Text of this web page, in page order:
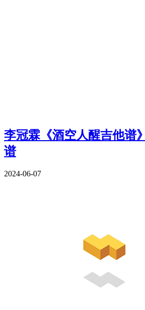
李冠霖《酒空人醒吉他谱
谱
2024-06-07